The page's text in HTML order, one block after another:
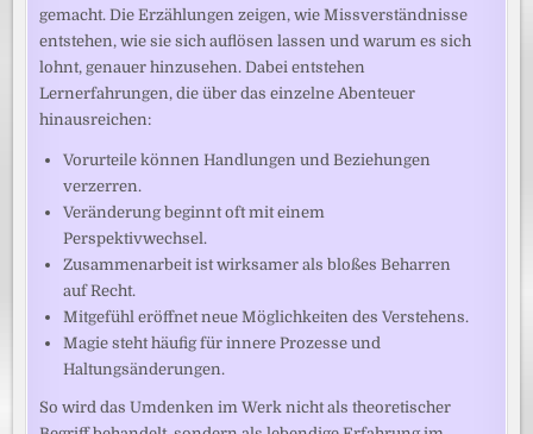
gemacht. Die Erzählungen zeigen, wie Missverständnisse
entstehen, wie sie sich auflösen lassen und warum es sich
lohnt, genauer hinzusehen. Dabei entstehen
Lernerfahrungen, die über das einzelne Abenteuer
hinausreichen:
Vorurteile können Handlungen und Beziehungen
verzerren.
Veränderung beginnt oft mit einem
Perspektivwechsel.
Zusammenarbeit ist wirksamer als bloßes Beharren
auf Recht.
Mitgefühl eröffnet neue Möglichkeiten des Verstehens.
Magie steht häufig für innere Prozesse und
Haltungsänderungen.
So wird das Umdenken im Werk nicht als theoretischer